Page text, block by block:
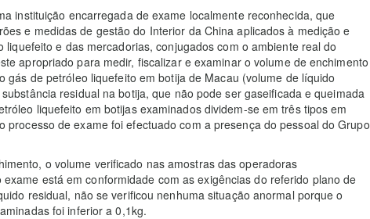
instituição encarregada de exame localmente reconhecida, que
e medidas de gestão do Interior da China aplicados à medição e
liquefeito e das mercadorias, conjugados com o ambiente real do
apropriado para medir, fiscalizar e examinar o volume de enchimento
gás de petróleo liquefeito em botija de Macau (volume de líquido
residual na botija, que não pode ser gaseificada e queimada
liquefeito em botijas examinados dividem-se em três tipos em
processo de exame foi efectuado com a presença do pessoal do Grupo
o volume verificado nas amostras das operadoras
está em conformidade com as exigências do referido plano de
residual, não se verificou nenhuma situação anormal porque o
foi inferior a 0,1kg.